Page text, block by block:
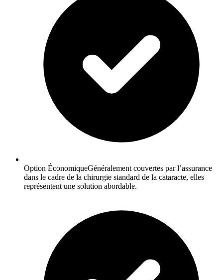
Option ÉconomiqueGénéralement couvertes par l’assurance
dans le cadre de la chirurgie standard de la cataracte, elles
représentent une solution abordable.